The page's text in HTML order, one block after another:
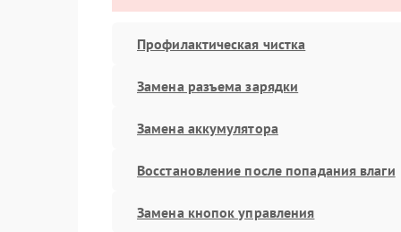
Профилактическая чистка
Замена разъема зарядки
Замена аккумулятора
Восстановление после попадания влаги
Замена кнопок управления